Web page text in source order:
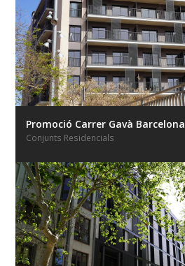
Promoció Carrer Gavà Barcelona
Conjunts Residencials